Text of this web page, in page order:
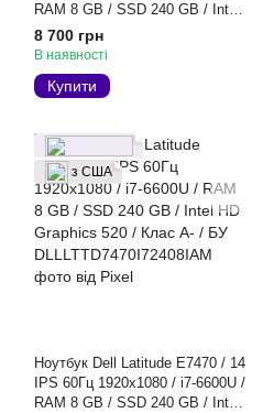
RAM 8 GB / SSD 240 GB / Intel
HD Graphics 520 / Клас A- / БУ
8 700 грн
В наявності
Купити
з США
Ноутбук Dell Latitude E7470 / 14
IPS 60Гц 1920x1080 / i7-6600U /
RAM 8 GB / SSD 240 GB / Intel